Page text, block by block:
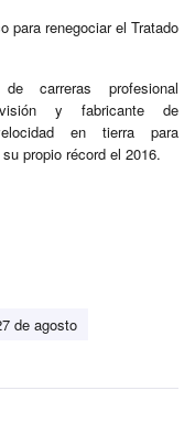
para renegociar el Tratado
carreras profesional
y fabricante de
en tierra para
propio récord el 2016.
de agosto